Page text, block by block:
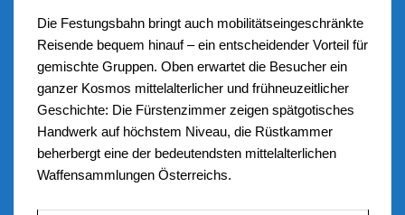
Die Festungsbahn bringt auch mobilitätseingeschränkte
Reisende bequem hinauf – ein entscheidender Vorteil für
gemischte Gruppen. Oben erwartet die Besucher ein
ganzer Kosmos mittelalterlicher und frühneuzeitlicher
Geschichte: Die Fürstenzimmer zeigen spätgotisches
Handwerk auf höchstem Niveau, die Rüstkammer
beherbergt eine der bedeutendsten mittelalterlichen
Waffensammlungen Österreichs.